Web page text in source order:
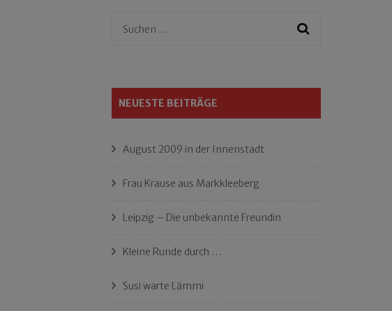
Suchen
NEUESTE BEITRÄGE
August 2009 in der Innenstadt
Frau Krause aus Markkleeberg
Leipzig – Die unbekannte Freundin
Kleine Runde durch …
Susi warte Lämmi